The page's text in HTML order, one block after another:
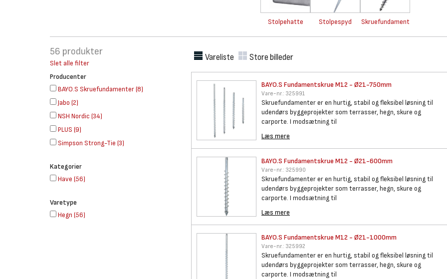
Stolpehatte Stolpespyd Skruefundament
56 produkter
Slet alle filter
Producenter
BAYO.S Skruefundamenter(8)
Jabo (2)
NSH Nordic (34)
PLUS (9)
Simpson Strong-Tie (3)
Kategorier
Have (56)
Varetype
Hegn (56)
Vareliste Store billeder
BAYO.S Fundamentskrue M12 - Ø21-750mm
Vare-nr.: 325991
Skruefundamenter er en hurtig, stabil og fleksibel løsning til
udendørs byggeprojekter som terrasser, hegn, skure og
carporte. I modsætning til
Læs mere
BAYO.S Fundamentskrue M12 - Ø21-600mm
Vare-nr.: 325990
Skruefundamenter er en hurtig, stabil og fleksibel løsning til
udendørs byggeprojekter som terrasser, hegn, skure og
carporte. I modsætning til
Læs mere
BAYO.S Fundamentskrue M12 - Ø21-1000mm
Vare-nr.: 325992
Skruefundamenter er en hurtig, stabil og fleksibel løsning til
udendørs byggeprojekter som terrasser, hegn, skure og
carporte. I modsætning til